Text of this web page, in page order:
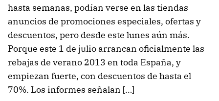
hasta semanas, podían verse en las tiendas
anuncios de promociones especiales, ofertas y
descuentos, pero desde este lunes aún más.
Porque este 1 de julio arrancan oficialmente las
rebajas de verano 2013 en toda España, y
empiezan fuerte, con descuentos de hasta el
70%. Los informes señalan […]